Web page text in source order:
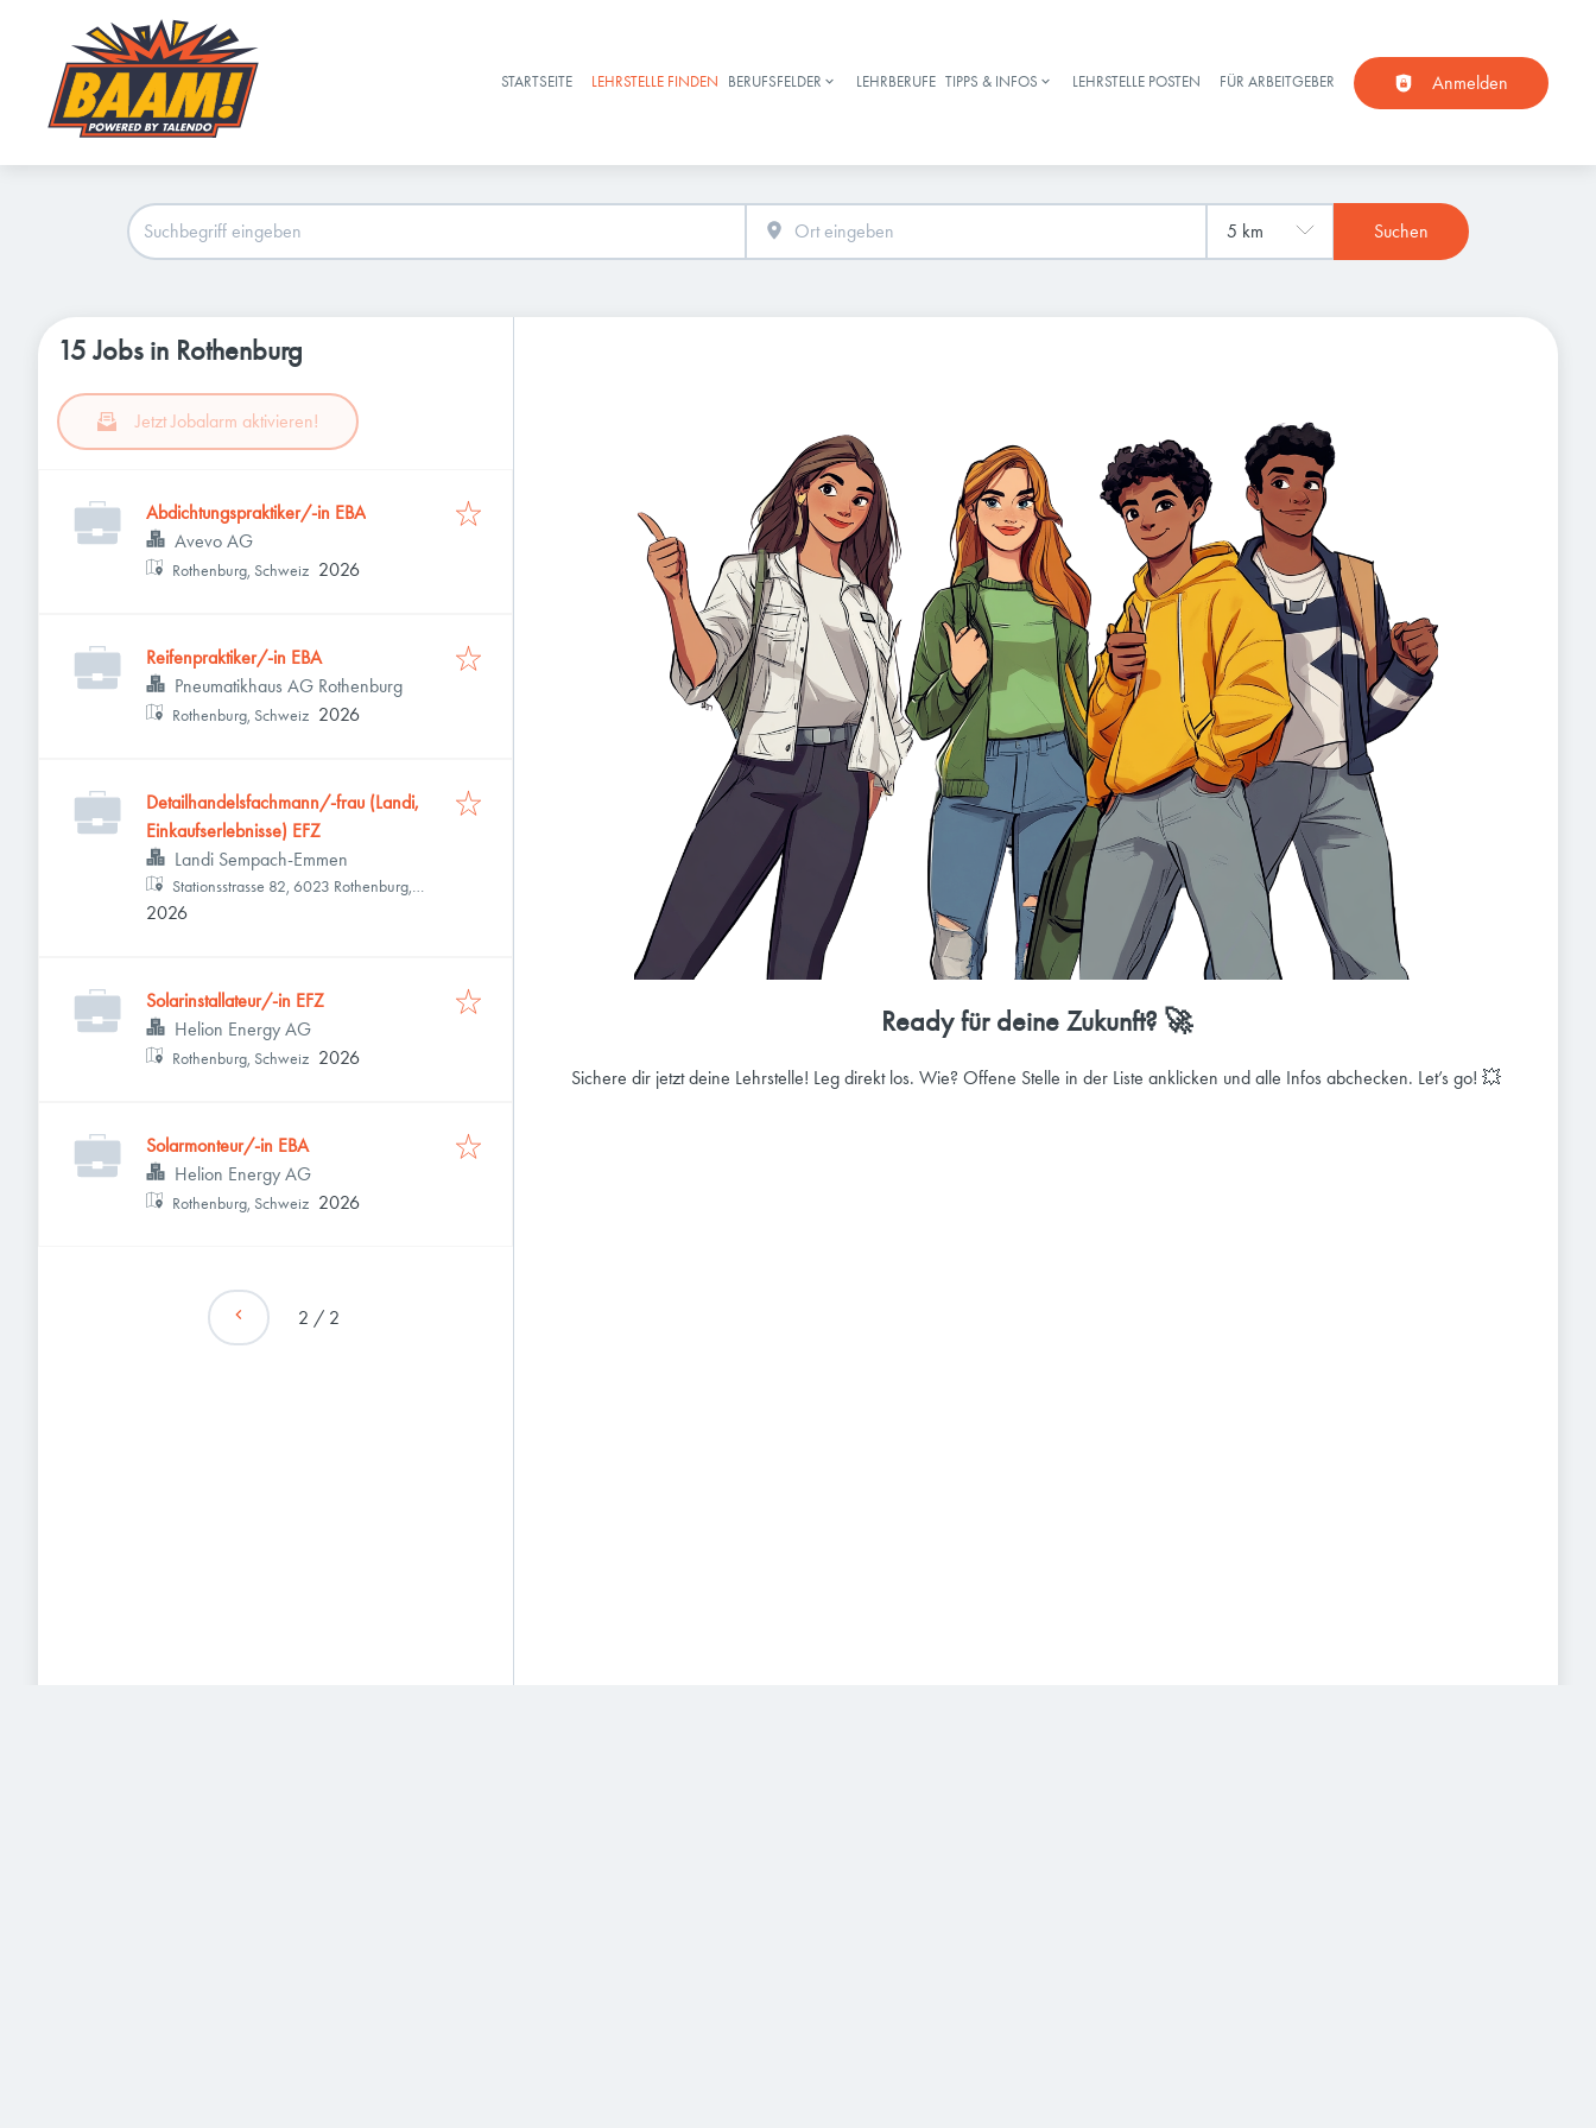
Haupt-Navigation
STARTSEITE LEHRSTELLE FINDEN BERUFSFELDER LEHRBERUFE TIPPS & INFOS LEHRSTELLE POSTEN FÜR ARBEITGEBER Anmelden
Suchen
15 Jobs in Rothenburg
Jetzt Jobalarm aktivieren!
Abdichtungspraktiker/-in EBA
Avevo AG
Rothenburg, Schweiz 2026
Reifenpraktiker/-in EBA
Pneumatikhaus AG Rothenburg
Rothenburg, Schweiz 2026
Detailhandelsfachmann/-frau (Landi,
Einkaufserlebnisse) EFZ
Landi Sempach-Emmen
Stationsstrasse 82, 6023 Rothenburg,
Schweiz
2026
Solarinstallateur/-in EFZ
Helion Energy AG
Rothenburg, Schweiz 2026
Solarmonteur/-in EBA
Helion Energy AG
Rothenburg, Schweiz 2026
2 / 2
Ready für deine Zukunft? 🚀
Sichere dir jetzt deine Lehrstelle! Leg direkt los. Wie? Offene Stelle in der Liste anklicken und alle Infos abchecken. Let’s go! 💥